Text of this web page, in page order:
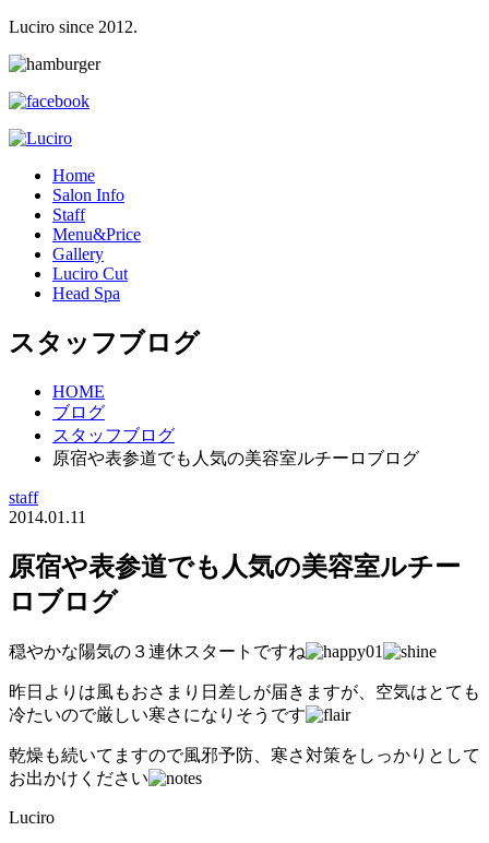
Luciro since 2012.
Home
Salon Info
Staff
Menu&Price
Gallery
Luciro Cut
Head Spa
スタッフブログ
HOME
ブログ
スタッフブログ
原宿や表参道でも人気の美容室ルチーロブログ
staff
2014.01.11
原宿や表参道でも人気の美容室ルチー
ロブログ
穏やかな陽気の３連休スタートですね
昨日よりは風もおさまり日差しが届きますが、空気はとても
冷たいので厳しい寒さになりそうです
乾燥も続いてますので風邪予防、寒さ対策をしっかりとして
お出かけください
Luciro